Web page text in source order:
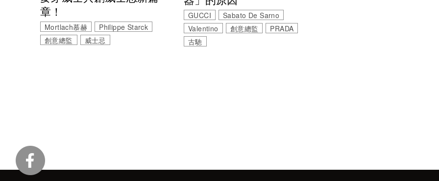
章！
Mortlach慕赫
Philippe Starck
創意總監
威士忌
GUCCI
Sabato De Sarno
Valentino
創意總監
PRADA
古馳